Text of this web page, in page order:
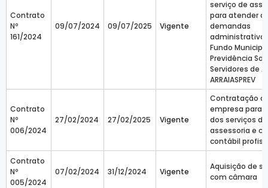
Contrato
Nº
161/2024
09/07/2024 09/07/2025 Vigente
serviço de
para atender
demandas
Fundo
Previdência
Servidores de
ARRAIASPREV
Contrato
Nº
006/2024
27/02/2024 27/02/2025 Vigente
Contratação
empresa para
dos serviços de
assessoria e
contábil
Contrato
Nº
005/2024
07/02/2024 31/12/2024 Vigente
Aquisição de
com câmara